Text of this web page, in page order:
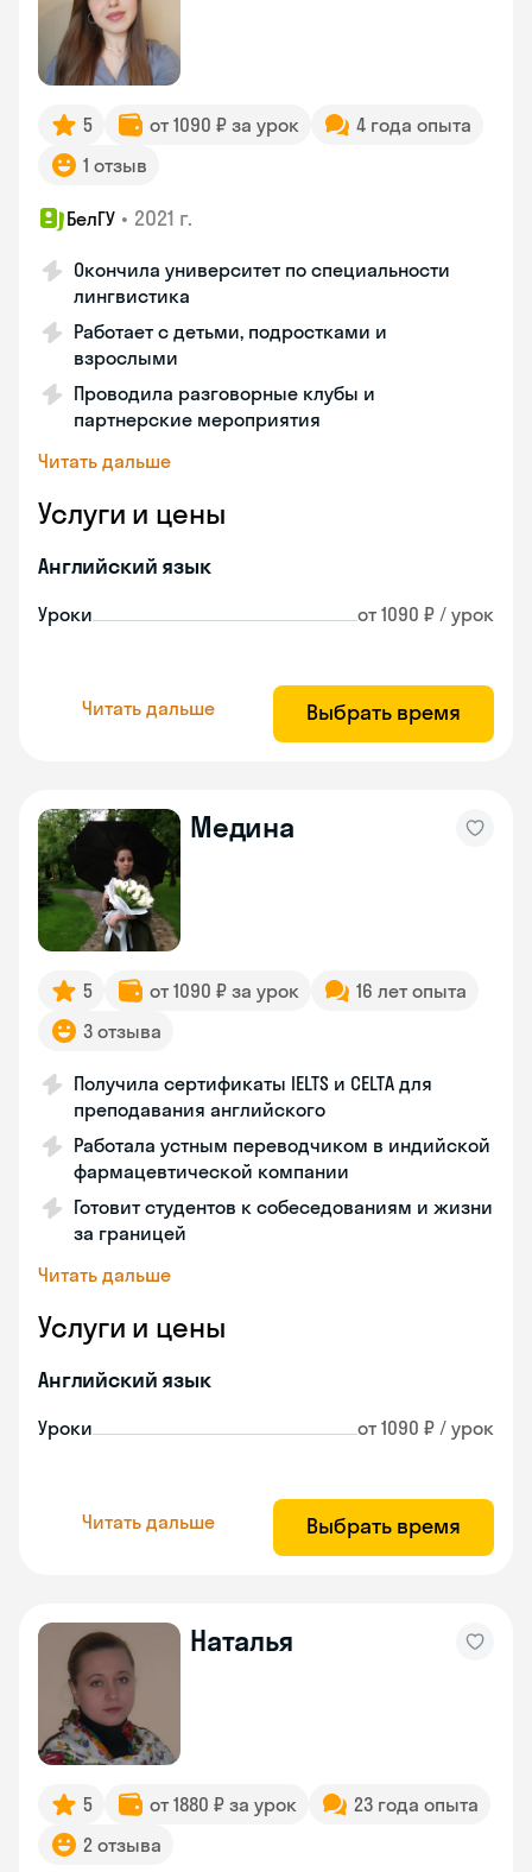
5 от 1090 ₽ за урок
4 года опыта
1 отзыв
БелГУ • 2021 г.
Окончила университет по специальности
лингвистика
Работает с детьми, подростками и
взрослыми
Проводила разговорные клубы и
партнерские мероприятия
Читать дальше
Услуги и цены
Английский язык
Уроки от 1090 ₽ / урок
Читать дальше Выбрать время
Медина
5 от 1090 ₽ за урок
16 лет опыта
3 отзыва
Получила сертификаты IELTS и CELTA для
преподавания английского
Работала устным переводчиком в индийской
фармацевтической компании
Готовит студентов к собеседованиям и жизни
за границей
Читать дальше
Услуги и цены
Английский язык
Уроки от 1090 ₽ / урок
Читать дальше Выбрать время
Наталья
5 от 1880 ₽ за урок
23 года опыта
2 отзыва